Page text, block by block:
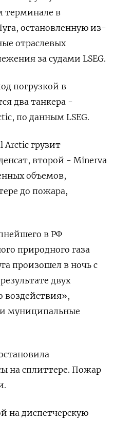
терминале в
остановленную из-
отраслевых
за судами LSEG.
погрузкой в
два танкера -
по данным LSEG.
Arctic грузит
второй - Minerva
объемов,
до пожара,
в РФ
природного газа
произошел в ночь с
двух
воздействия»,
муниципальные
на сплиттере. Пожар
на диспетчерскую